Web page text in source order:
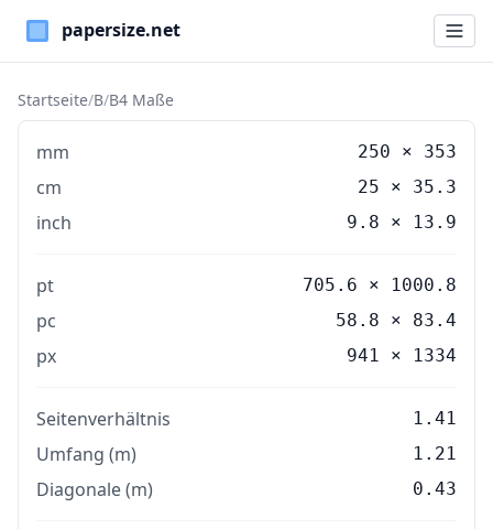
Paper Sizes
Startseite/B/B4 Maße
mm 250 × 353
cm 25 × 35.3
inch 9.8 × 13.9
pt 705.6 × 1000.8
pc 58.8 × 83.4
px 941 × 1334
Seitenverhältnis 1.41
Umfang (m) 1.21
Diagonale (m) 0.43